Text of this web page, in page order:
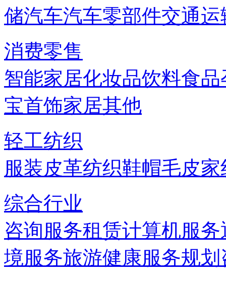
储汽车汽车零部件交通
消费零售
智能家居化妆品饮料食品
宝首饰家居其他
轻工纺织
服装皮革纺织鞋帽毛皮家
综合行业
咨询服务租赁计算机服务
境服务旅游健康服务规划